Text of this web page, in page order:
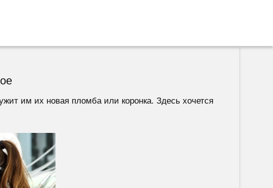
им их новая пломба или коронка. Здесь хочется